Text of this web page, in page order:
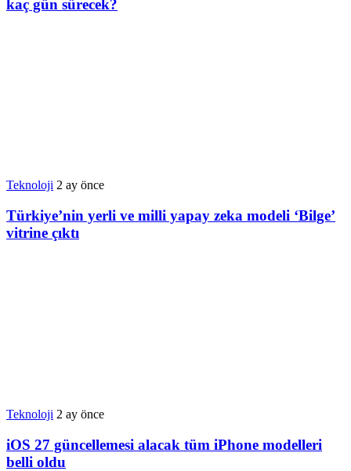
kaç gün sürecek?
Teknoloji 2 ay önce
Türkiye’nin yerli ve milli yapay zeka modeli ‘Bilge’
vitrine çıktı
Teknoloji 2 ay önce
iOS 27 güncellemesi alacak tüm iPhone modelleri
belli oldu